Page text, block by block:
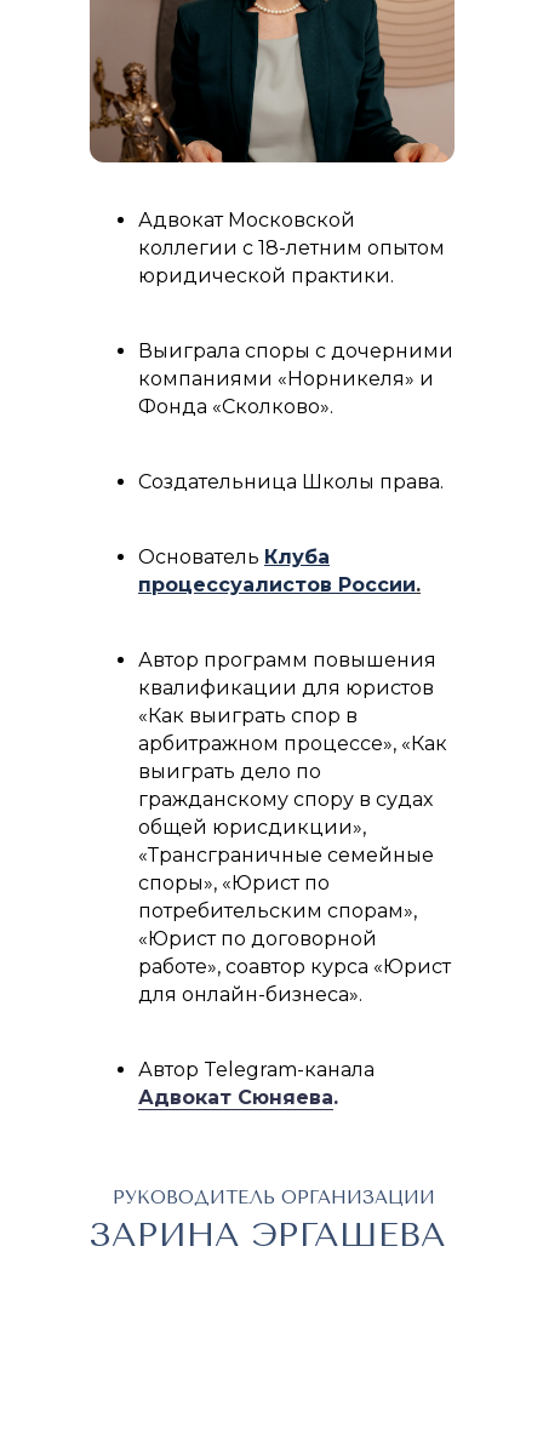
Адвокат Московской
коллегии с 18-летним опытом
юридической практики.
Выиграла споры с дочерними
компаниями «Норникеля» и
Фонда «Сколково».
Создательница Школы права.
Основатель Клуба
процессуалистов России.
Автор программ повышения
квалификации для юристов
«Как выиграть спор в
арбитражном процессе», «Как
выиграть дело по
гражданскому спору в судах
общей юрисдикции»,
«Трансграничные семейные
споры», «Юрист по
потребительским спорам»,
«Юрист по договорной
работе», соавтор курса «Юрист
для онлайн-бизнеса».
Автор Telegram-канала
Адвокат Сюняева.
которых приняли участие
более 22 000 юристов.
ЗАРИНА ЭРГАШЕВА
РУКОВОДИТЕЛЬ ОРГАНИЗАЦИИ